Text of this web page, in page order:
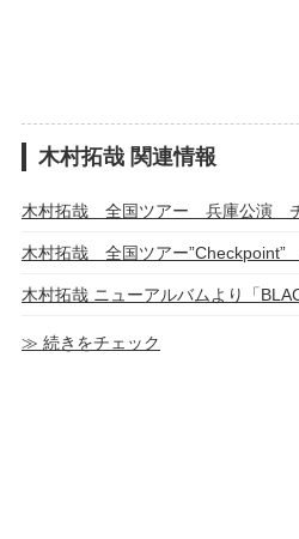
木村拓哉 関連情報
≫ 続きをチェック